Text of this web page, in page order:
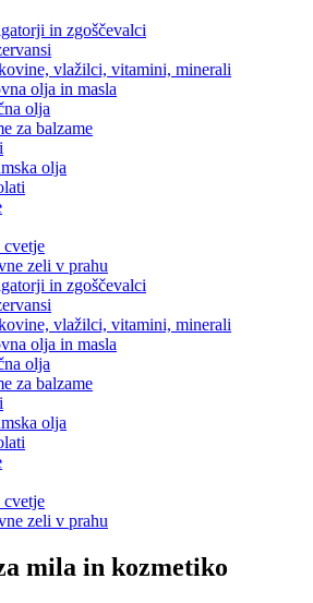
in zgoščevalci
vlažilci, vitamini, minerali
olja in masla
olja
za balzame
olja
cvetje
zeli v prahu
in zgoščevalci
vlažilci, vitamini, minerali
olja in masla
olja
za balzame
olja
cvetje
zeli v prahu
mila in kozmetiko